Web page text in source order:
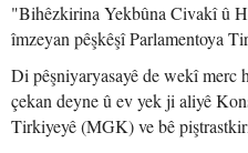
"Bihêzkirina Yekbûna Civakî û
îmzeyan pêşkêşî Parlamentoya
Di pêşniyaryasayê de wekî
çekan deyne û ev yek ji aliyê
Tirkiyeyê (MGK) ve bê